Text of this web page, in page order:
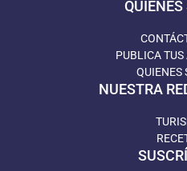
PUBLICA TUS
QUIENES
NUESTRA